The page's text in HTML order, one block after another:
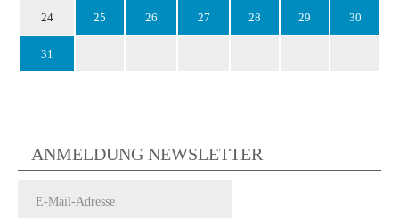
24 25 26 27 28 29 30
31
ANMELDUNG NEWSLETTER